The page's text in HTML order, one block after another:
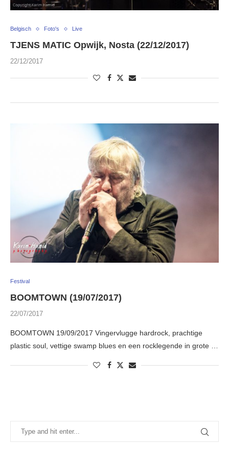
Belgisch Foto's Live
TJENS MATIC Opwijk, Nosta (22/12/2017)
22/12/2017
Festival
BOOMTOWN (19/07/2017)
22/07/2017
BOOMTOWN 19/09/2017 Vingervlugge hardrock, prachtige
plastic soul, vettige swamp blues en een rocklegende in grote …